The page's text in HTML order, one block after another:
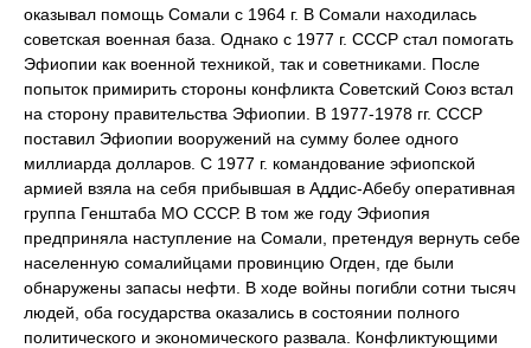
оказывал помощь Сомали с 1964 г. В Сомали находилась
советская военная база. Однако с 1977 г. СССР стал помогать
Эфиопии как военной техникой, так и советниками. После
попыток примирить стороны конфликта Советский Союз встал
на сторону правительства Эфиопии. В 1977-1978 гг. СССР
поставил Эфиопии вооружений на сумму более одного
миллиарда долларов. С 1977 г. командование эфиопской
армией взяла на себя прибывшая в Аддис-Абебу оперативная
группа Генштаба МО СССР. В том же году Эфиопия
предприняла наступление на Сомали, претендуя вернуть себе
населенную сомалийцами провинцию Огден, где были
обнаружены запасы нефти. В ходе войны погибли сотни тысяч
людей, оба государства оказались в состоянии полного
политического и экономического развала. Конфликтующими